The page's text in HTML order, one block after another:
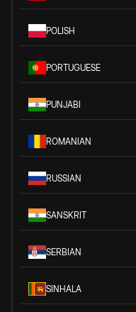
POLISH
PORTUGUESE
PUNJABI
ROMANIAN
RUSSIAN
SANSKRIT
SERBIAN
SINHALA